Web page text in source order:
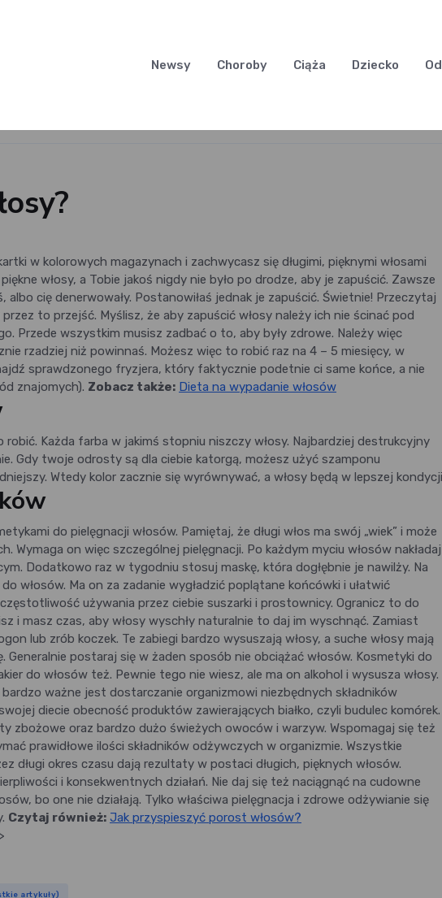
Newsy Choroby Ciąża Dziecko
w kolorowych magazynach i zachwycasz się długimi, pięknymi włosami
włosy, a Tobie jakoś nigdy nie było po drodze, aby je zapuścić. Zawsze
albo cię denerwowały. Postanowiłaś jednak je zapuścić. Świetnie! Przeczytaj
to przejść. Myślisz, że aby zapuścić włosy należy ich nie ścinać pod
Przede wszystkim musisz zadbać o to, aby były zdrowe. Należy więc
rzadziej niż powinnaś. Możesz więc to robić raz na 4 – 5 miesięcy, w
sprawdzonego fryzjera, który faktycznie podetnie ci same końce, a nie
znajomych). Zobacz także: Dieta na wypadanie włosów
Każda farba w jakimś stopniu niszczy włosy. Najbardziej destrukcyjny
Gdy twoje odrosty są dla ciebie katorgą, możesz użyć szamponu
Wtedy kolor zacznie się wyrównywać, a włosy będą w lepszej
do pielęgnacji włosów. Pamiętaj, że długi włos ma swój „wiek” i może
Wymaga on więc szczególnej pielęgnacji. Po każdym myciu włosów nakładaj
Dodatkowo raz w tygodniu stosuj maskę, która dogłębnie je nawilży. Na
włosów. Ma on za zadanie wygładzić poplątane końcówki i ułatwić
używania przez ciebie suszarki i prostownicy. Ogranicz to do
i masz czas, aby włosy wyschły naturalnie to daj im wyschnąć. Zamiast
lub zrób koczek. Te zabiegi bardzo wysuszają włosy, a suche włosy mają
Generalnie postaraj się w żaden sposób nie obciążać włosów. Kosmetyki do
do włosów też. Pewnie tego nie wiesz, ale ma on alkohol i wysusza włosy.
ważne jest dostarczanie organizmowi niezbędnych składników
diecie obecność produktów zawierających białko, czyli budulec komórek.
zbożowe oraz bardzo dużo świeżych owoców i warzyw. Wspomagaj się też
prawidłowe ilości składników odżywczych w organizmie. Wszystkie
długi okres czasu dają rezultaty w postaci długich, pięknych włosów.
i konsekwentnych działań. Nie daj się też naciągnąć na cudowne
bo one nie działają. Tylko właściwa pielęgnacja i zdrowe odżywianie się
Czytaj również: Jak przyspieszyć porost włosów?
>
artykuły)